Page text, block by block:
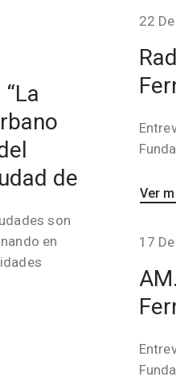
22
Ver
de
son
en
17